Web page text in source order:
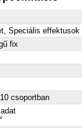
Speciális effektusok
fix
csoportban